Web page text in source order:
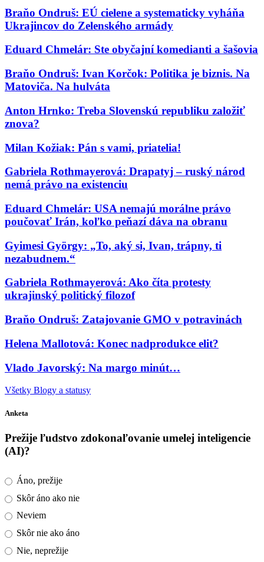
Braňo Ondruš: EÚ cielene a systematicky vyháňa
Ukrajincov do Zelenského armády
Eduard Chmelár: Ste obyčajní komedianti a šašovia
Braňo Ondruš: Ivan Korčok: Politika je biznis. Na
Matoviča. Na hulváta
Anton Hrnko: Treba Slovenskú republiku založiť
znova?
Milan Kožiak: Pán s vami, priatelia!
Gabriela Rothmayerová: Drapatyj – ruský národ
nemá právo na existenciu
Eduard Chmelár: USA nemajú morálne právo
poučovať Irán, koľko peňazí dáva na obranu
Gyimesi György: „To, aký si, Ivan, trápny, ti
nezabudnem.“
Gabriela Rothmayerová: Ako číta protesty
ukrajinský politický filozof
Braňo Ondruš: Zatajovanie GMO v potravinách
Helena Mallotová: Konec nadprodukce elit?
Vlado Javorský: Na margo minút…
Všetky Blogy a statusy
Anketa
Prežije ľudstvo zdokonaľovanie umelej inteligencie
(AI)?
Áno, prežije
Skôr áno ako nie
Neviem
Skôr nie ako áno
Nie, neprežije